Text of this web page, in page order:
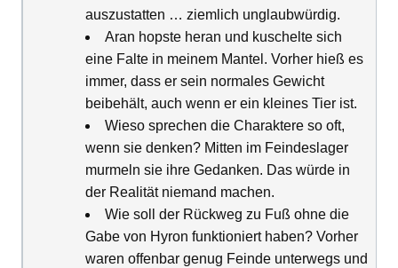
auszustatten … ziemlich unglaubwürdig.
Aran hopste heran und kuschelte sich
eine Falte in meinem Mantel. Vorher hieß es
immer, dass er sein normales Gewicht
beibehält, auch wenn er ein kleines Tier ist.
Wieso sprechen die Charaktere so oft,
wenn sie denken? Mitten im Feindeslager
murmeln sie ihre Gedanken. Das würde in
der Realität niemand machen.
Wie soll der Rückweg zu Fuß ohne die
Gabe von Hyron funktioniert haben? Vorher
waren offenbar genug Feinde unterwegs und